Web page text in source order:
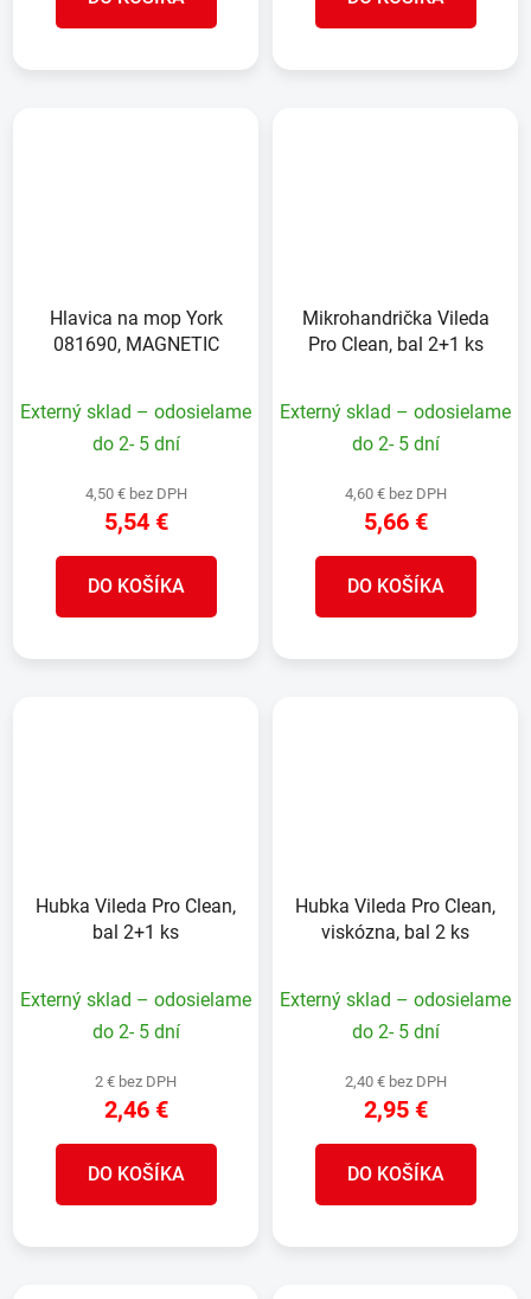
Hlavica na mop York
081690, MAGNETIC
Externý sklad – odosielame
do 2- 5 dní
4,50 € bez DPH
5,54 €
DO KOŠÍKA
Mikrohandrička Vileda
Pro Clean, bal 2+1 ks
Externý sklad – odosielame
do 2- 5 dní
4,60 € bez DPH
5,66 €
DO KOŠÍKA
Hubka Vileda Pro Clean,
bal 2+1 ks
Externý sklad – odosielame
do 2- 5 dní
2 € bez DPH
2,46 €
DO KOŠÍKA
Hubka Vileda Pro Clean,
viskózna, bal 2 ks
Externý sklad – odosielame
do 2- 5 dní
2,40 € bez DPH
2,95 €
DO KOŠÍKA